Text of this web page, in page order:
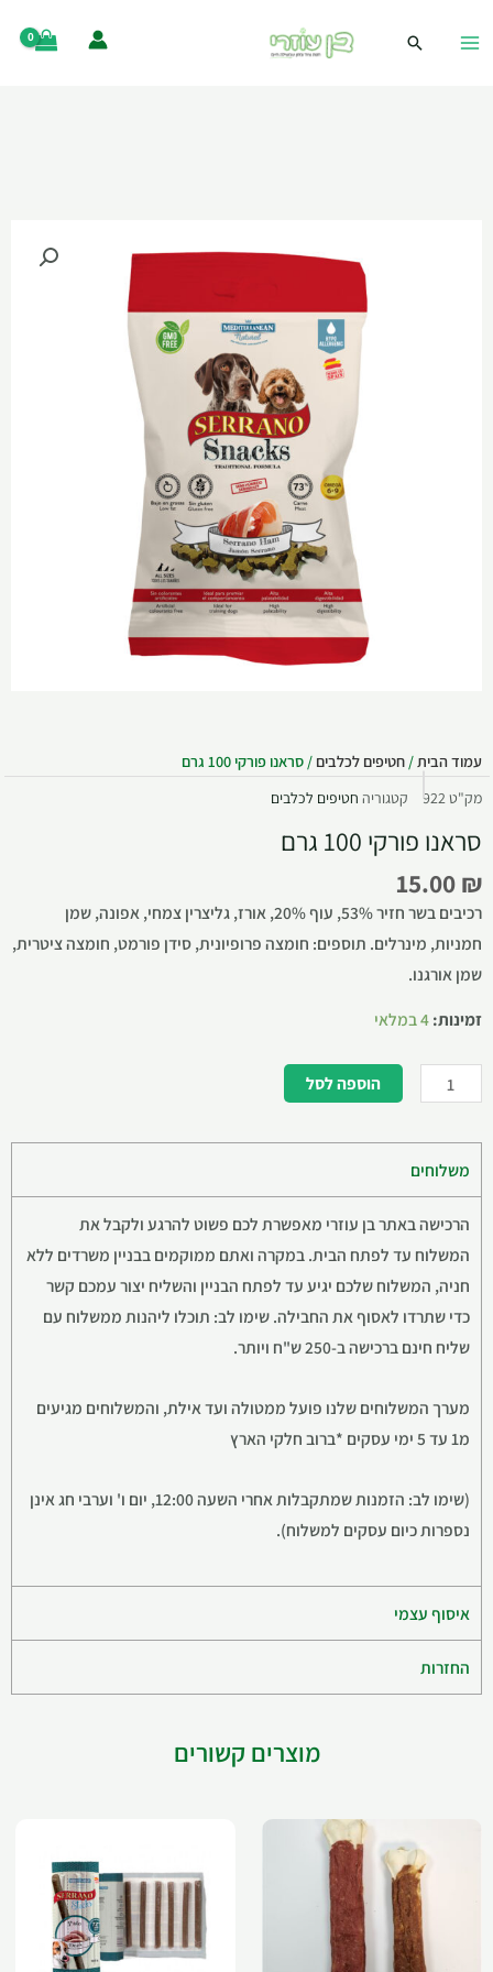
עמוד הבית/ חטיפים לכלבים / סראנו פורקי 100 גרם
מק"ט922 קטגוריה חטיפים לכלבים
סראנו פורקי 100 גרם
15.00₪
רכיבים בשר חזיר 53%, עוף 20%, אורז, גליצרין צמחי, אפונה, שמן
חמניות, מינרלים. תוספים: חומצה פרופיונית, סידן פורמט, חומצה ציטרית,
שמן אורגנו.
זמינות: 4 במלאי
הוספה לסל
משלוחים
הרכישה באתר בן עוזרי מאפשרת לכם פשוט להרגע ולקבל את
המשלוח עד לפתח הבית. במקרה ואתם ממוקמים בבניין משרדים ללא
חניה, המשלוח שלכם יגיע עד לפתח הבניין והשליח יצור עמכם קשר
כדי שתרדו לאסוף את החבילה. שימו לב: תוכלו ליהנות ממשלוח עם
שליח חינם ברכישה ב-250 ש"ח ויותר.
מערך המשלוחים שלנו פועל ממטולה ועד אילת, והמשלוחים מגיעים
מ1 עד 5 ימי עסקים *ברוב חלקי הארץ
(שימו לב: הזמנות שמתקבלות אחרי השעה 12:00, יום ו' וערבי חג אינן
נספרות כיום עסקים למשלוח).
איסוף עצמי
החזרות
מוצרים קשורים